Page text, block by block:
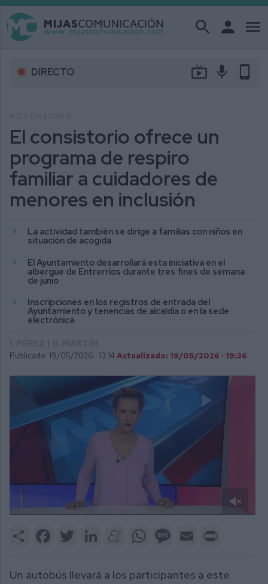
search person menu
DIRECTO live_tv mic phone_android
El consistorio ofrece un
programa de respiro
familiar a cuidadores de
menores en inclusión
La actividad también se dirige a familias con niños en
situación de acogida
El Ayuntamiento desarrollará esta iniciativa en el
albergue de Entrerríos durante tres fines de semana
de junio
Inscripciones en los registros de entrada del
Ayuntamiento y tenencias de alcaldía o en la sede
electrónica
Publicado: 19/05/2026 · 13:14 Actualizado: 19/05/2026 · 19:36
1
Share FacebookTwitter LinkedInMeneameWhatsAppMessage
Email
Un autobús llevará a los participantes a este